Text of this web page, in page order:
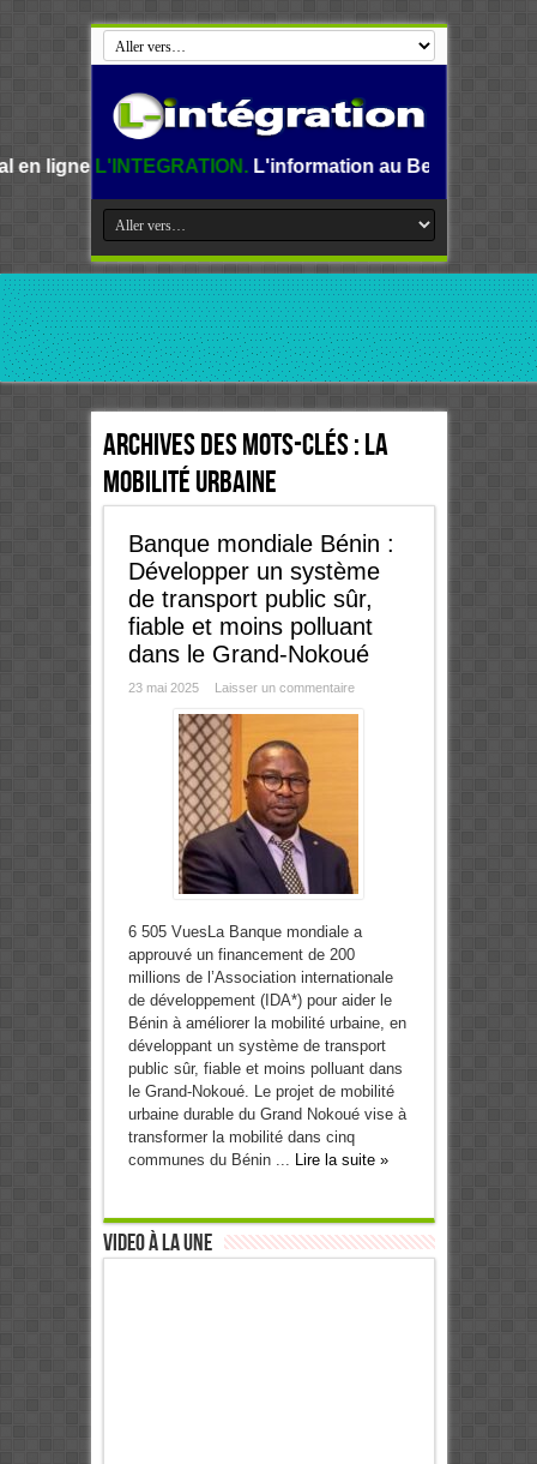
L'INTEGRATION.L'information au Benin, en Afrique et
Archives des mots-clés :la
mobilité urbaine
Banque mondiale Bénin :
Développer un système
de transport public sûr,
fiable et moins polluant
dans le Grand-Nokoué
23 mai 2025 Laisser un commentaire
6 505 VuesLa Banque mondiale a
approuvé un financement de 200
millions de l’Association internationale
de développement (IDA*) pour aider le
Bénin à améliorer la mobilité urbaine, en
développant un système de transport
public sûr, fiable et moins polluant dans
le Grand-Nokoué. Le projet de mobilité
urbaine durable du Grand Nokoué vise à
transformer la mobilité dans cinq
communes du Bénin ... Lire la suite »
Video à la Une